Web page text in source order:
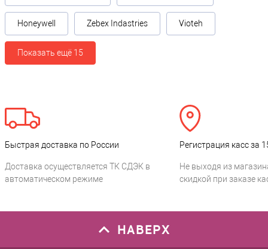
Honeywell Zebex Indastries Vioteh
Показать ещё 15
Быстрая доставка по России
Доставка осуществляется ТК СДЭК в
автоматическом режиме
Регистрация касс за
Не выходя из
скидкой при заказе
НАВЕРХ